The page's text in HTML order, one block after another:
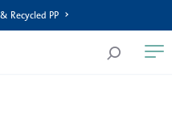
Recycled PP